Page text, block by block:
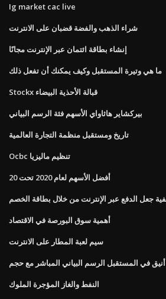
Ig market cac live
شراء الذهب والفضة قضبان على الانترنت
إنشاء بطاقة ائتمان عبر الإنترنت مجانًا
ما هي وتيرة المستقبل وكيف يمكنك أن تفعل ذلك
Stockx قبالة الأحذية البيضاء
بيركشاير هاثاواي الأسهم فئة الرسم البياني
تاريخ ومستقبل منظمة التجارة العالمية
Ocbc تنظيم ماليزيا
أفضل الأسهم لعام 2020 تحت 20
أهمية سوق البورصة في الاقتصاد
سيم لعبة المطار على الانترنت
أنيق في المستقبل الرسم البياني المباشر مع حجم
النفط والغاز المؤجرة الملوك